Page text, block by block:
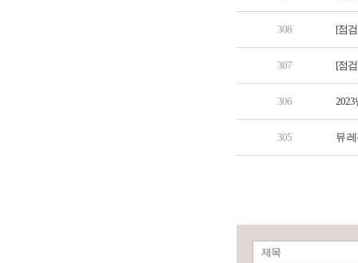
308 [점
307 [점
306 2023
305 뮤
제목